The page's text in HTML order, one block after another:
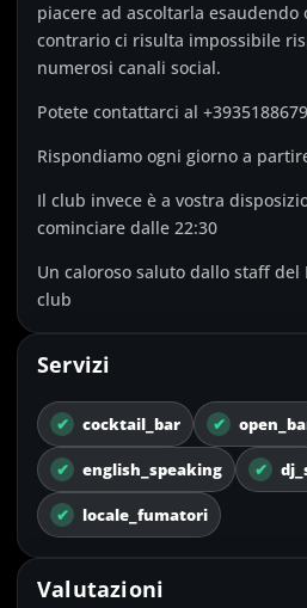
piacere ad ascoltarla
contrario ci risulta impossibile
numerosi canali social.
Potete contattarci al
Rispondiamo ogni giorno a
Il club invece è a vostra
cominciare dalle 22:30
Un caloroso saluto dallo staff del
club
Servizi
✔ cocktail_bar ✔
✔ english_speaking ✔
✔ locale_fumatori
Valutazioni